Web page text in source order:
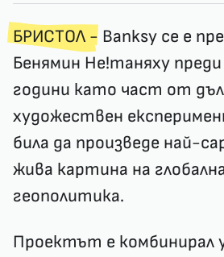
БРИСТОЛ - Banksy се е
Бенямин Не!таняху преди
години като част от
художествен
била да произведе най-
жива картина на
геополитика.
Проектът е комбинирал